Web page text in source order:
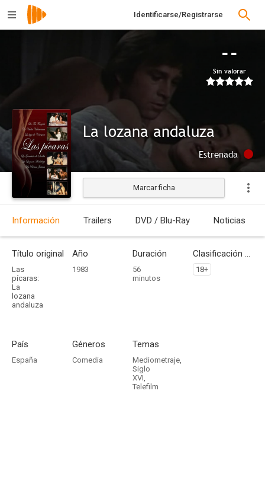
Identificarse/Registrarse
--
Sin valorar
La lozana andaluza
Estrenada
Marcar ficha
Información Trailers DVD / Blu-Ray Noticias
Título original
Las
pícaras:
La
lozana
andaluza
Año
1983
Duración
56
minutos
Clasificación por edades
18+
País
España
Géneros
Comedia
Temas
Mediometraje,
Siglo
XVI,
Telefilm